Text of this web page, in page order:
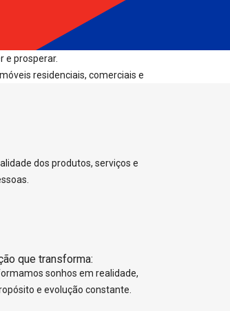
e prosperar.
residenciais, comerciais e
dos produtos, serviços e
que transforma:
sonhos em realidade,
e evolução constante.